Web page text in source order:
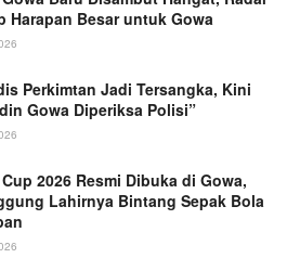
Harapan Besar untuk Gowa
Perkimtan Jadi Tersangka, Kini
Gowa Diperiksa Polisi”
2026 Resmi Dibuka di Gowa,
Lahirnya Bintang Sepak Bola